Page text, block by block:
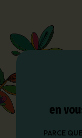
en
PARCE